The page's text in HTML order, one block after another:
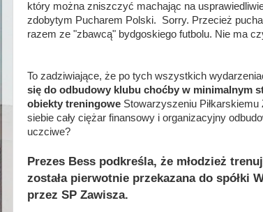
który można zniszczyć machając na
zdobytym Pucharem Polski. Sorry. Przecież
razem ze "zbawcą" bydgoskiego futbolu. Nie ma
To zadziwiające, że po tych wszystkich
się do odbudowy klubu choćby w minimalnym
obiekty treningowe Stowarzyszeniu Piłkarskiemu
siebie cały ciężar finansowy i organizacyjny
uczciwe?
Prezes Bess podkreśla, że młodzież
została pierwotnie przekazana do spółki
przez SP Zawisza.